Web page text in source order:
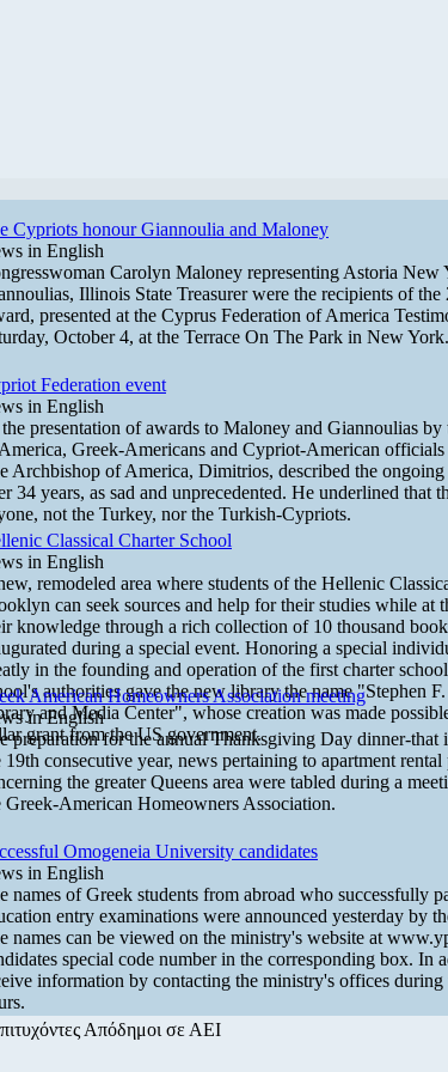
Cypriots honour Giannoulia and Maloney
in English
Carolyn Maloney representing Astoria New
Illinois State Treasurer were the recipients of
presented at the Cyprus Federation of America
October 4, at the Terrace On The Park in New York.
Federation event
in English
presentation of awards to Maloney and Giannoulias by
Greek-Americans and Cypriot-American officials
Archbishop of America, Dimitrios, described the
34 years, as sad and unprecedented. He underlined that
not the Turkey, nor the Turkish-Cypriots.
Classical Charter School
in English
remodeled area where students of the Hellenic
can seek sources and help for their studies while at
knowledge through a rich collection of 10 thousand
during a special event. Honoring a special
in the founding and operation of the first charter
authorities gave the new library the name "Stephen
and Media Center", whose creation was made
grant from the US government.
American Homeowners Association meeting
in English
preparation for the annual Thanksgiving Day dinner-that
19th consecutive year, news pertaining to apartment rental
the greater Queens area were tabled during a
Greek-American Homeowners Association.
Omogeneia University candidates
in English
names of Greek students from abroad who successfully
entry examinations were announced yesterday by
names can be viewed on the ministry's website at
special code number in the corresponding box. In
information by contacting the ministry's offices
Απόδημοι σε ΑΕΙ